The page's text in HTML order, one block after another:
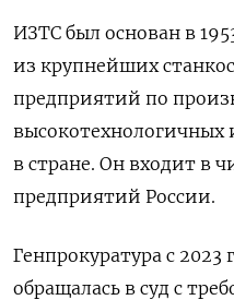
ИЗТС был основан в
из крупнейших
предприятий по
высокотехнологичных
в стране. Он входит в
предприятий России.
Генпрокуратура с 2023
обращалась в суд с